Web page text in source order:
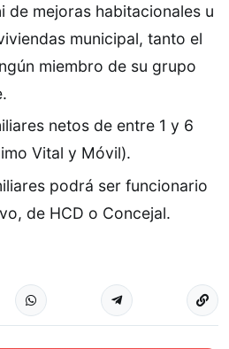
de mejoras habitacionales u
municipal, tanto el
miembro de su grupo
netos de entre 1 y 6
Vital y Móvil).
podrá ser funcionario
de HCD o Concejal.